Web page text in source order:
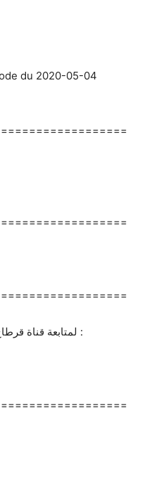
لمتابعة قناة قرطاج+ على شبكات التواصل الإجتماعي :